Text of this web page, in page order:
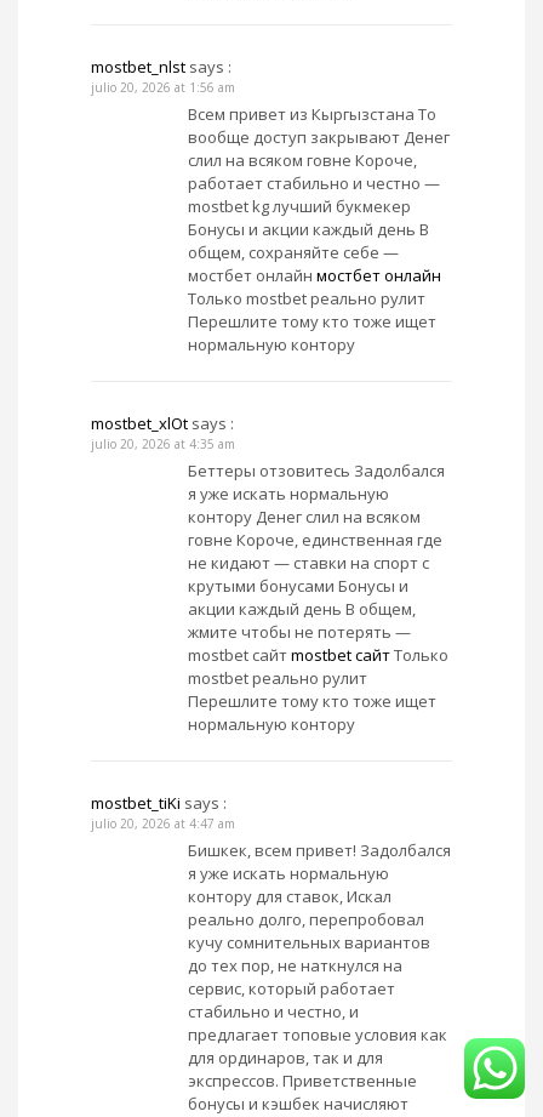
mostbet_nlst says :
julio 20, 2026 at 1:56 am
Всем привет из Кыргызстана То
вообще доступ закрывают Денег
слил на всяком говне Короче,
работает стабильно и честно —
mostbet kg лучший букмекер
Бонусы и акции каждый день В
общем, сохраняйте себе —
мостбет онлайн мостбет онлайн
Только mostbet реально рулит
Перешлите тому кто тоже ищет
нормальную контору
mostbet_xlOt says :
julio 20, 2026 at 4:35 am
Беттеры отзовитесь Задолбался
я уже искать нормальную
контору Денег слил на всяком
говне Короче, единственная где
не кидают — ставки на спорт с
крутыми бонусами Бонусы и
акции каждый день В общем,
жмите чтобы не потерять —
mostbet сайтmostbet сайтТолько
mostbet реально рулит
Перешлите тому кто тоже ищет
нормальную контору
mostbet_tiKi says :
julio 20, 2026 at 4:47 am
Бишкек, всем привет! Задолбался
я уже искать нормальную
контору для ставок, Искал
реально долго, перепробовал
кучу сомнительных вариантов
до тех пор, не наткнулся на
сервис, который работает
стабильно и честно, и
предлагает топовые условия как
для ординаров, так и для
экспрессов. Приветственные
бонусы и кэшбек начисляют